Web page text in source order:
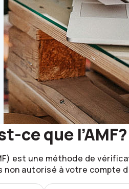
ce que l’AMF?
est une méthode de
non autorisé à votre compte